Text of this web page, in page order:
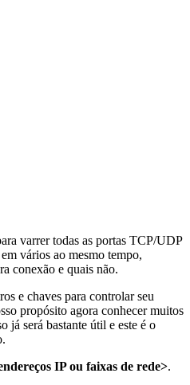
varrer todas as portas TCP/UDP
vários ao mesmo tempo,
conexão e quais não.
e chaves para controlar seu
propósito agora conhecer muitos
já será bastante útil e este é o
IP ou faixas de rede>.